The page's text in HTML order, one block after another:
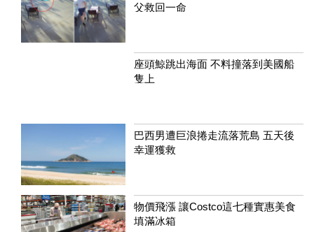
父救回一命
座頭鯨跳出海面 不料撞落到美國船
隻上
巴西男遭巨浪捲走流落荒島 五天後
幸運獲救
物價飛漲 讓Costco這七種實惠美食
填滿冰箱